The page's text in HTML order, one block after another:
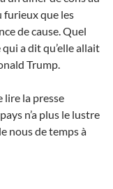
furieux que les
de cause. Quel
a dit qu’elle allait
Trump.
lire la presse
n’a plus le lustre
nous de temps à